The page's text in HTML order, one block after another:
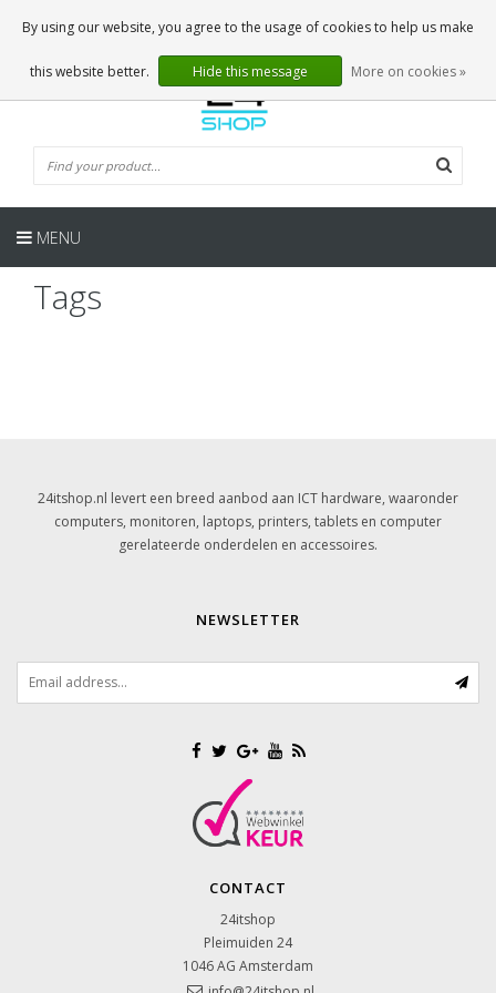
0 Articles
EN
MENU
Tags
24itshop.nl levert een breed aanbod aan ICT hardware, waaronder
computers, monitoren, laptops, printers, tablets en computer
gerelateerde onderdelen en accessoires.
NEWSLETTER
CONTACT
24itshop
Pleimuiden 24
1046 AG Amsterdam
By using our website, you agree to the usage of cookies to help us make
this website better. Hide this message More on cookies »